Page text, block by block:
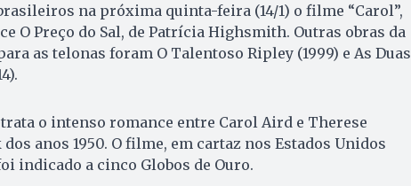
na próxima quinta-feira (14/1) o filme “Carol”,
O Preço do Sal, de Patrícia Highsmith. Outras obras da
as telonas foram O Talentoso Ripley (1999) e As Duas
o intenso romance entre Carol Aird e Therese
anos 1950. O filme, em cartaz nos Estados Unidos
indicado a cinco Globos de Ouro.